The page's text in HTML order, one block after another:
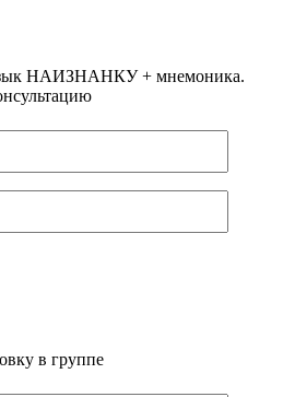
НАИЗНАНКУ + мнемоника.
в группе